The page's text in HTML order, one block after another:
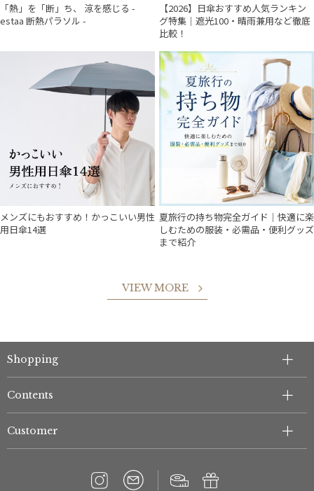
「熱」を「断」ち、 涼を感じる -
estaa 断熱パラソル -
【2026】日傘おすすめ人気ランキン
グ特集｜遮光100・晴雨兼用など徹底
比較！
メンズにもおすすめ！かっこいい男性
用日傘14選
夏旅行の持ち物完全ガイド｜快適に楽
しむための服装・必需品・便利グッズ
まで紹介
VIEW MORE
Shopping
Contents
Customer